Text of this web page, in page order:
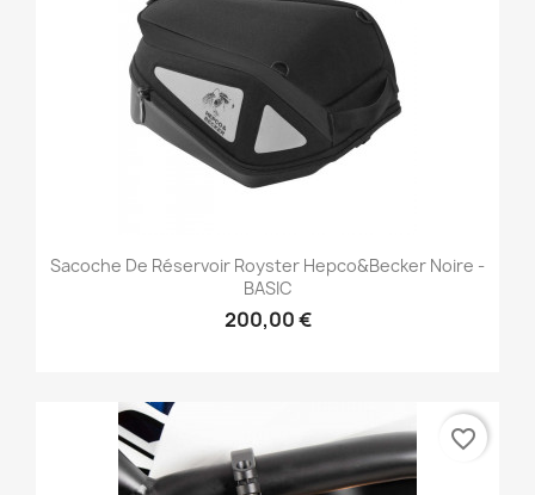
Sacoche De Réservoir Royster Hepco&Becker Noire -
BASIC
200,00 €
favorite_border